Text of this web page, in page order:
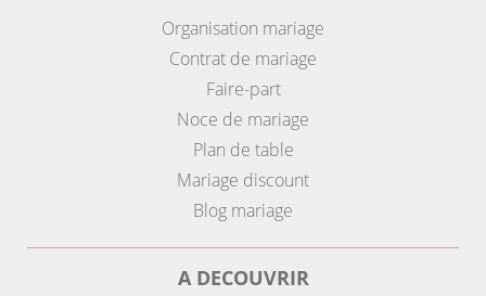
Organisation mariage
Contrat de mariage
Faire-part
Noce de mariage
Plan de table
Mariage discount
Blog mariage
A DECOUVRIR